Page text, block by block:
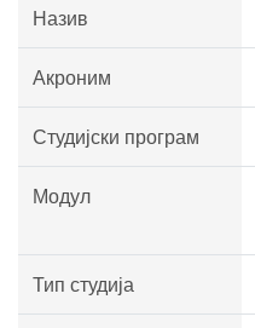
Назив
Акроним
Студијски програм
Модул
Тип студија